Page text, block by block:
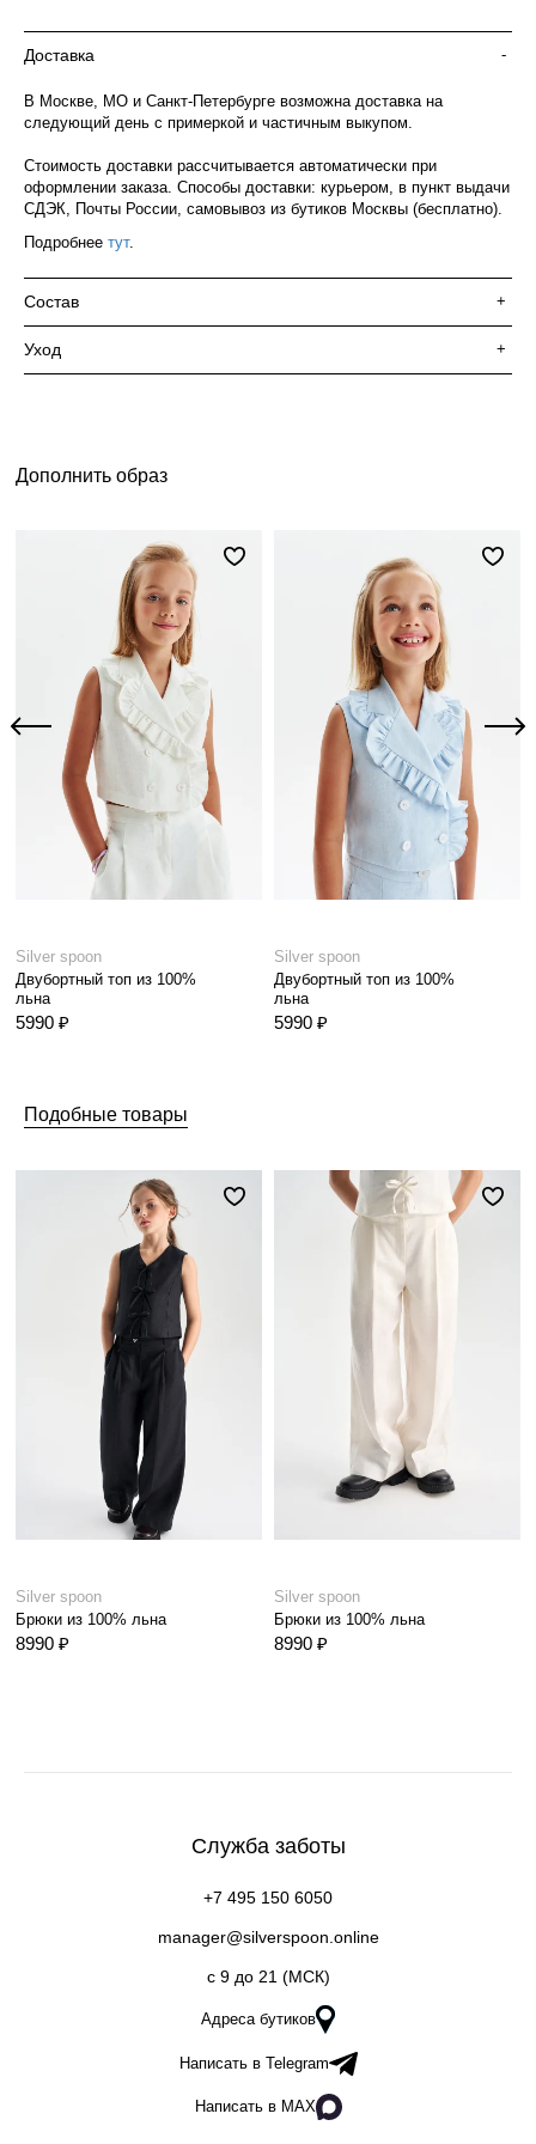
Доставка -
В Москве, МО и Санкт-Петербурге возможна доставка на
следующий день с примеркой и частичным выкупом.
Стоимость доставки рассчитывается автоматически при
оформлении заказа. Способы доставки: курьером, в пункт выдачи
СДЭК, Почты России, самовывоз из бутиков Москвы (бесплатно).
Подробнее тут.
Состав +
Уход +
Дополнить образ
Silver spoon
Двубортный топ из 100%
льна
5990 ₽
Silver spoon
Двубортный топ из 100%
льна
5990 ₽
Подобные товары
Silver spoon
Брюки из 100% льна
8990 ₽
Silver spoon
Брюки из 100% льна
8990 ₽
Служба заботы
+7 495 150 6050
manager@silverspoon.online
c 9 до 21 (МСК)
Адреса бутиков
Написать в Telegram
Написать в MAX